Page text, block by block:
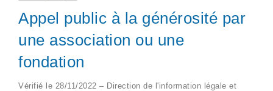
Appel public à la générosité par
une association ou une
fondation
Vérifié le 28/11/2022 – Direction de l'information légale et